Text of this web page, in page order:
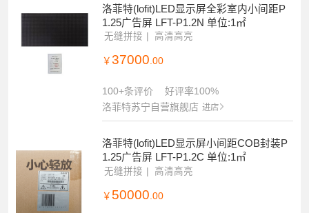
洛菲特(lofit)LED显示屏全彩室内小间距P
1.25广告屏 LFT-P1.2N 单位:1㎡
无缝拼接 高清高亮
￥ 37000 .00
100+条评价
好评率100%
洛菲特苏宁自营旗舰店 进店
洛菲特(lofit)LED显示屏小间距COB封装P
1.25广告屏 LFT-P1.2C 单位:1㎡
无缝拼接 高清高亮
￥ 50000 .00